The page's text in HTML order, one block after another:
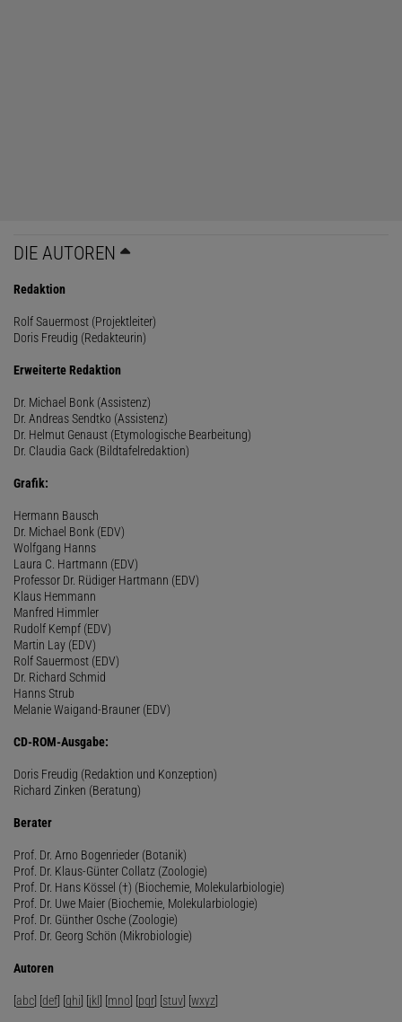
DIE AUTOREN
Redaktion
Rolf Sauermost (Projektleiter)
Doris Freudig (Redakteurin)
Erweiterte Redaktion
Dr. Michael Bonk (Assistenz)
Dr. Andreas Sendtko (Assistenz)
Dr. Helmut Genaust (Etymologische Bearbeitung)
Dr. Claudia Gack (Bildtafelredaktion)
Grafik:
Hermann Bausch
Dr. Michael Bonk (EDV)
Wolfgang Hanns
Laura C. Hartmann (EDV)
Professor Dr. Rüdiger Hartmann (EDV)
Klaus Hemmann
Manfred Himmler
Rudolf Kempf (EDV)
Martin Lay (EDV)
Rolf Sauermost (EDV)
Dr. Richard Schmid
Hanns Strub
Melanie Waigand-Brauner (EDV)
CD-ROM-Ausgabe:
Doris Freudig (Redaktion und Konzeption)
Richard Zinken (Beratung)
Berater
Prof. Dr. Arno Bogenrieder (Botanik)
Prof. Dr. Klaus-Günter Collatz (Zoologie)
Prof. Dr. Hans Kössel (†) (Biochemie, Molekularbiologie)
Prof. Dr. Uwe Maier (Biochemie, Molekularbiologie)
Prof. Dr. Günther Osche (Zoologie)
Prof. Dr. Georg Schön (Mikrobiologie)
Autoren
[abc] [def] [ghi] [jkl] [mno] [pqr] [stuv] [wxyz]